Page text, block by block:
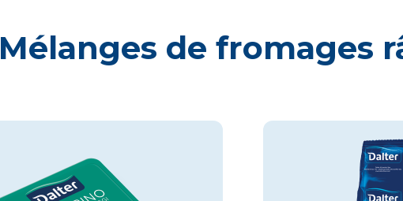
Mélanges de fromages